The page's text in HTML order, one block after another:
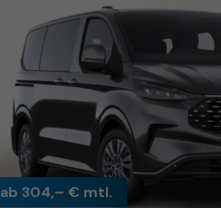
ab 304,– € mtl.